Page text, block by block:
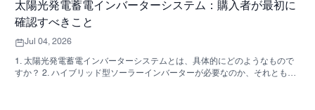
太陽光発電蓄電インバーターシステム：購入者が最初に
確認すべきこと
Jul 04, 2026
1. 太陽光発電蓄電インバーターシステムとは、具体的にどのようなもので
すか？ 2. ハイブリッド型ソーラーインバーターが必要なのか、それとも独